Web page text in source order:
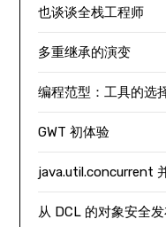
也谈谈全栈工程师
多重继承的演变
编程范型：工具的选
GWT 初体验
java.util.concurrent
从 DCL 的对象安全